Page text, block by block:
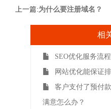
上一篇:为什么要注册域名？
相
SEO优化服务流程
网站优化能保证
客户支付了预付
满意怎么办？